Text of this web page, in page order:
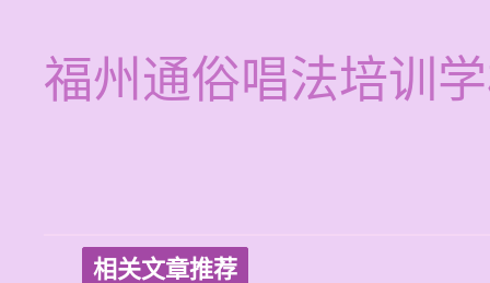
福州通俗唱法培训
相关文章推荐